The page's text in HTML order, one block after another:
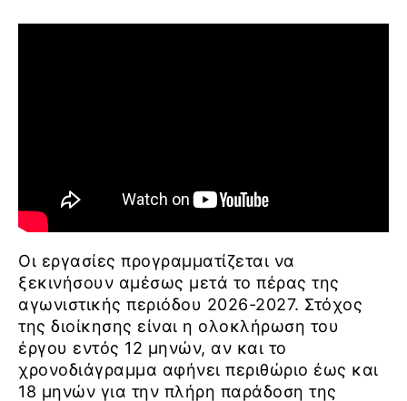
Οι εργασίες προγραμματίζεται να
ξεκινήσουν αμέσως μετά το πέρας της
αγωνιστικής περιόδου 2026-2027. Στόχος
της διοίκησης είναι η ολοκλήρωση του
έργου εντός 12 μηνών, αν και το
χρονοδιάγραμμα αφήνει περιθώριο έως και
18 μηνών για την πλήρη παράδοση της